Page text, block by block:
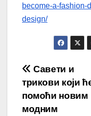
become-a-fashion-
design/
Post
navigation
Савети и
трикови који
помоћи новим
модним